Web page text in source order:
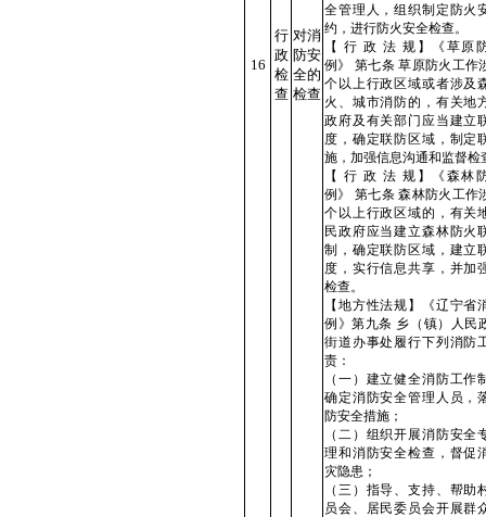
16
行
政
检
查
对消
防安
全的
检查
全管理人，组织制定防火
约，进行防火安全检查。
【 行 政 法 规】《草原
例》 第七条 草原防火工作
个以上行政区域或者涉及
火、城市消防的，有关地
政府及有关部门应当建立
度，确定联防区域，制定
施，加强信息沟通和监督检
【 行 政 法 规】《森林
例》 第七条 森林防火工作
个以上行政区域的，有关
民政府应当建立森林防火
制，确定联防区域，建立
度，实行信息共享，并加
检查。
【地方性法规】《辽宁省
例》第九条 乡（镇）人民
街道办事处履行下列消防
责：
（一）建立健全消防工作
确定消防安全管理人员，
防安全措施；
（二）组织开展消防安全
理和消防安全检查，督促
灾隐患；
（三）指导、支持、帮助
员会、居民委员会开展群